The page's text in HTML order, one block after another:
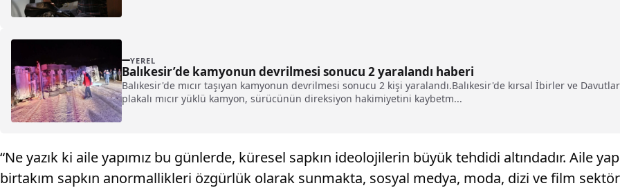
YEREL
Balıkesir’de kamyonun devrilmesi sonucu 2 yaralandı haberi
Balıkesir'de mıcır taşıyan kamyonun devrilmesi sonucu 2 kişi yaralandı.Balıkesir'de kırsal İbirler ve
plakalı mıcır yüklü kamyon, sürücünün direksiyon hakimiyetini kaybetm...
“Ne yazık ki aile yapımız bu günlerde, küresel sapkın ideolojilerin büyük tehdidi altındadır. Aile
birtakım sapkın anormallikleri özgürlük olarak sunmakta, sosyal medya, moda, dizi ve film